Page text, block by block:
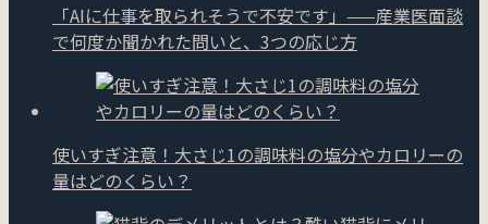
「AIに仕事を取られそうで不安です」——産業医面談
で何度か聞かれた問いと、3つの応じ方
使いすぎ注意！大さじ1の調味料の塩分やカロリーの
量はどのくらい？